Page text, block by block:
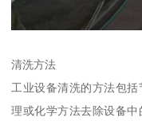
清洗方法
工业设备清洗的方法包
理或化学方法去除设备